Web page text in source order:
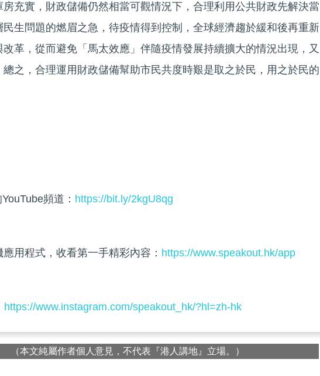
充實，財政儲備仍然相當可觀情況下，合理利用公共財政先解決當
生問題的燃眉之急，待疫情得到控制，全球經濟趨於緩和後再重新
革，從而避免「馬太效應」伴隨疫情發展持續擴大的情況出現，又
之，合理運用財政儲備幫助市民共度時艱是取之於民，用之於民的
頻道： https://bit.ly/2kgU8qg
用程式，收看第一手精彩內容： https://www.speakout.hk/app
https://www.instagram.com/speakout_hk/?hl=zh-hk
（本文純屬作者個人意見，不代表『港人講地』立場。）